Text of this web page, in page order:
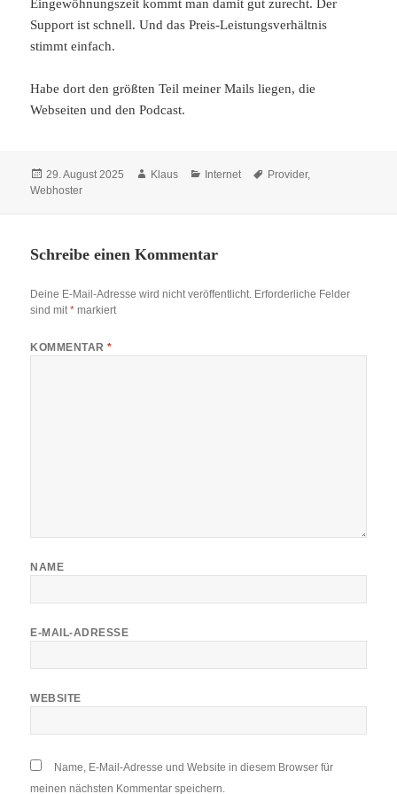
Eingewöhnungszeit kommt man damit gut zurecht. Der
Support ist schnell. Und das Preis-Leistungsverhältnis
stimmt einfach.
Habe dort den größten Teil meiner Mails liegen, die
Webseiten und den Podcast.
Veröffentlicht
am
29. August 2025 Autor
Klaus Kategorien
Internet Schlagwörter
Provider,
Webhoster
Schreibe einen Kommentar
Deine E-Mail-Adresse wird nicht veröffentlicht. Erforderliche Felder
sind mit* markiert
KOMMENTAR*
NAME
E-MAIL-ADRESSE
WEBSITE
Name, E-Mail-Adresse und Website in diesem Browser für
meinen nächsten Kommentar speichern.